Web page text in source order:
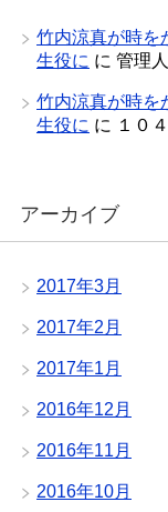
竹内涼真が時を
生役に に 管理人
竹内涼真が時を
生役に に １０
アーカイブ
2017年3月
2017年2月
2017年1月
2016年12月
2016年11月
2016年10月